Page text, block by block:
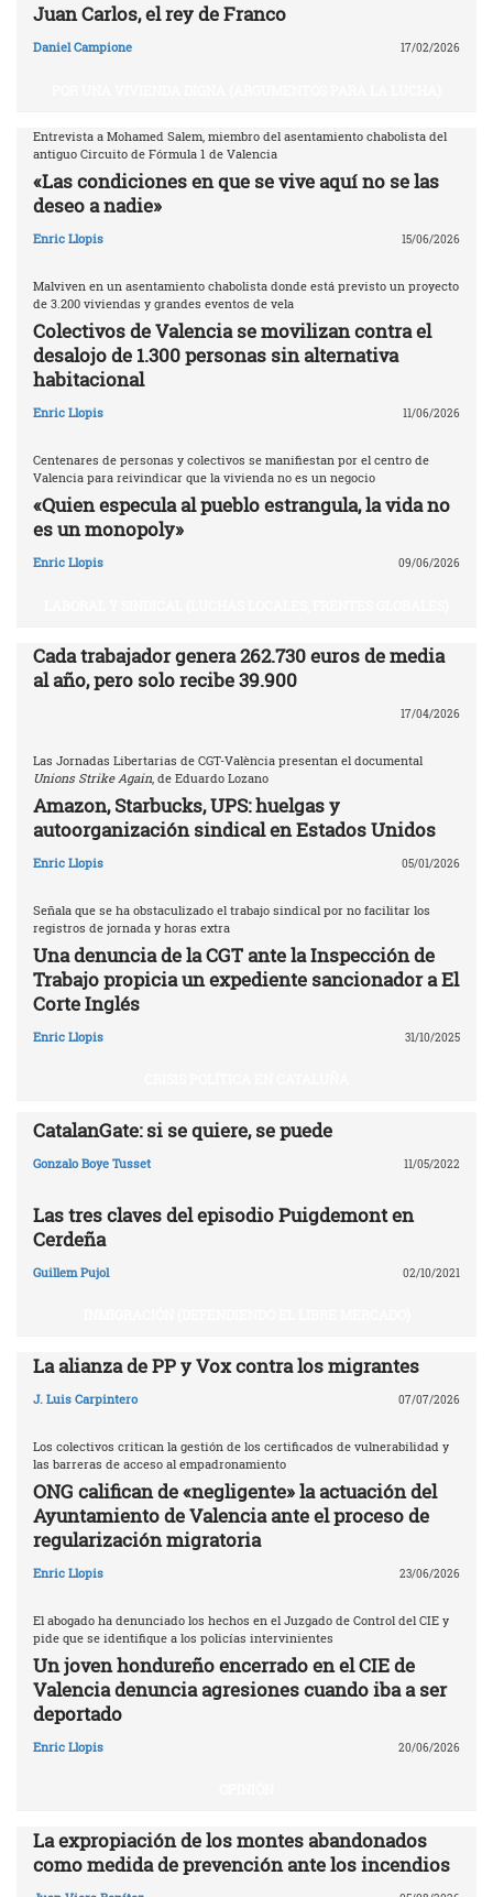
Juan Carlos, el rey de Franco
Daniel Campione 17/02/2026
Entrevista a Mohamed Salem, miembro del asentamiento chabolista del
antiguo Circuito de Fórmula 1 de Valencia
«Las condiciones en que se vive aquí no se las
deseo a nadie»
Enric Llopis 15/06/2026
Malviven en un asentamiento chabolista donde está previsto un proyecto
de 3.200 viviendas y grandes eventos de vela
Colectivos de Valencia se movilizan contra el
desalojo de 1.300 personas sin alternativa
habitacional
Enric Llopis 11/06/2026
Centenares de personas y colectivos se manifiestan por el centro de
Valencia para reivindicar que la vivienda no es un negocio
«Quien especula al pueblo estrangula, la vida no
es un monopoly»
Enric Llopis 09/06/2026
Cada trabajador genera 262.730 euros de media
al año, pero solo recibe 39.900
17/04/2026
Las Jornadas Libertarias de CGT-València presentan el documental
Unions Strike Again, de Eduardo Lozano
Amazon, Starbucks, UPS: huelgas y
autoorganización sindical en Estados Unidos
Enric Llopis 05/01/2026
Señala que se ha obstaculizado el trabajo sindical por no facilitar los
registros de jornada y horas extra
Una denuncia de la CGT ante la Inspección de
Trabajo propicia un expediente sancionador a El
Corte Inglés
Enric Llopis 31/10/2025
CatalanGate: si se quiere, se puede
Gonzalo Boye Tusset 11/05/2022
Las tres claves del episodio Puigdemont en
Cerdeña
Guillem Pujol 02/10/2021
La alianza de PP y Vox contra los migrantes
J. Luis Carpintero 07/07/2026
Los colectivos critican la gestión de los certificados de vulnerabilidad y
las barreras de acceso al empadronamiento
ONG califican de «negligente» la actuación del
Ayuntamiento de Valencia ante el proceso de
regularización migratoria
Enric Llopis 23/06/2026
El abogado ha denunciado los hechos en el Juzgado de Control del CIE y
pide que se identifique a los policías intervinientes
Un joven hondureño encerrado en el CIE de
Valencia denuncia agresiones cuando iba a ser
deportado
Enric Llopis 20/06/2026
La expropiación de los montes abandonados
como medida de prevención ante los incendios